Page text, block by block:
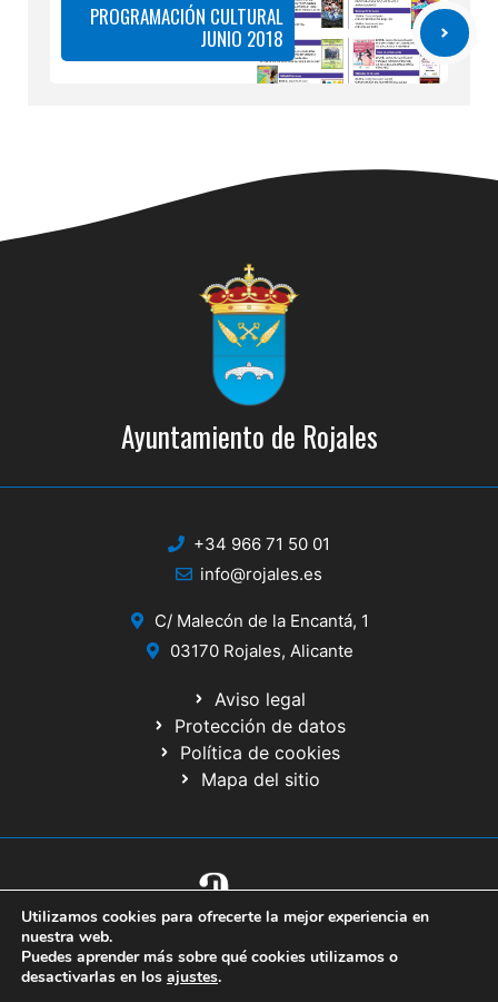
PROGRAMACIÓN CULTURAL
JUNIO 2018
Ayuntamiento de Rojales
+34 966 71 50 01
info@rojales.es
C/ Malecón de la Encantá, 1
03170 Rojales, Alicante
Aviso legal
Protección de datos
Política de cookies
Mapa del sitio
© 2020 Web desarrollada por el Servicio de Informática de Diputación
de Alicante
Utilizamos cookies para ofrecerte la mejor experiencia en
nuestra web.
Puedes aprender más sobre qué cookies utilizamos o
desactivarlas en los ajustes.